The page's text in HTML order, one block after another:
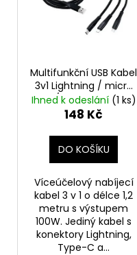
Multifunkční USB Kabel
3v1 Lightning / micro
USB / USB-C - 1,2m -
100W
Ihned k odeslání (1 ks)
148 Kč
DO KOŠÍKU
Víceúčelový nabíjecí
kabel 3 v 1 o délce 1,2
metru s výstupem
100W. Jediný kabel s
konektory Lightning,
Type-C a...